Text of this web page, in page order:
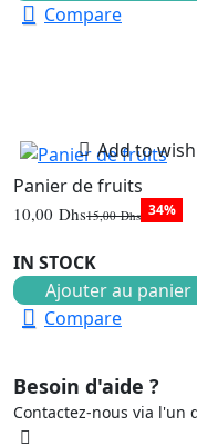
Compare
Add to
Panier de fruits
15,00Dhs
Le
initial
était :
15,00 Dhs.
10,00 Dhs
Le
actuel
est :
10,00 Dhs.
34%
IN STOCK
Ajouter au panier
Compare
Besoin d'aide ?
Contactez-nous via l'un